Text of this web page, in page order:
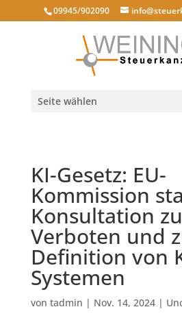
09945/902090
Seite wählen
KI-Gesetz: EU-
Kommission
Konsultation zu
Verboten und
Definition von
Systemen
von tadmin | Nov. 14, 2024|